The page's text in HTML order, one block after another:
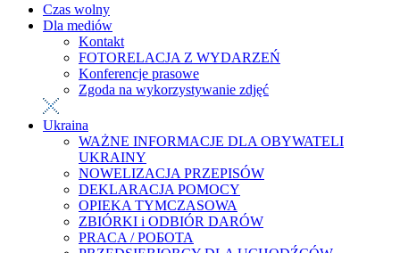
Czas wolny
Dla mediów
Kontakt
FOTORELACJA Z WYDARZEŃ
Konferencje prasowe
Zgoda na wykorzystywanie zdjęć
Ukraina
WAŻNE INFORMACJE DLA OBYWATELI
UKRAINY
NOWELIZACJA PRZEPISÓW
DEKLARACJA POMOCY
OPIEKA TYMCZASOWA
ZBIÓRKI i ODBIÓR DARÓW
PRACA / РОБОТА